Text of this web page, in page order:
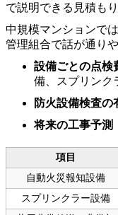
で説明できる見積も
中規模マンションで
管理組合で話が通り
設備ごとの点検
備、スプリンク
防火設備検査の
将来の工事予測
項目
自動火災報知設備
スプリンクラー設備